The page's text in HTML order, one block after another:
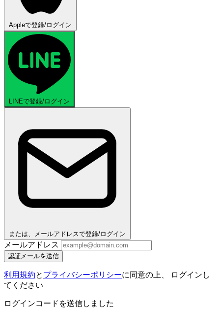
Appleで登録/ログイン
LINEで登録/ログイン
または、メールアドレスで登録/ログイン
メールアドレス
認証メールを送信
利用規約と プライバシーポリシーに同意の上、 ログインし
てください
ログインコードを送信しました